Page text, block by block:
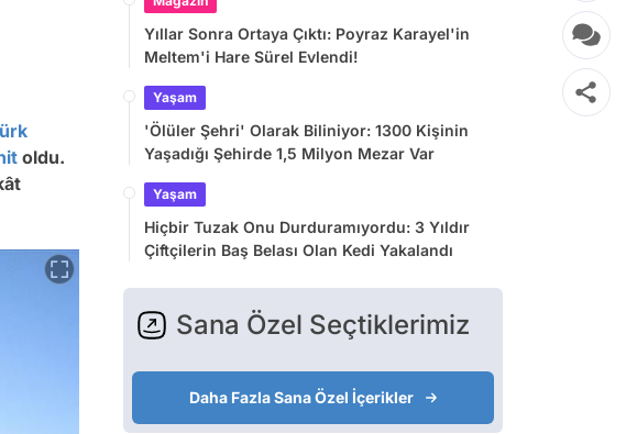
oldu.
Yıllar Sonra Ortaya Çıktı: Poyraz Karayel'in
Meltem'i Hare Sürel Evlendi!
Yaşam
'Ölüler Şehri' Olarak Biliniyor: 1300 Kişinin
Yaşadığı Şehirde 1,5 Milyon Mezar Var
Yaşam
Hiçbir Tuzak Onu Durduramıyordu: 3 Yıldır
Çiftçilerin Baş Belası Olan Kedi Yakalandı
Sana Özel Seçtiklerimiz
Daha Fazla Sana Özel İçerikler